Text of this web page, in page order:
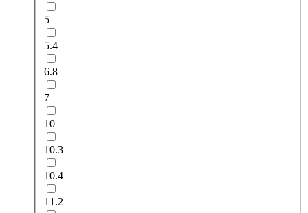
5
5.4
6.8
7
10
10.3
10.4
11.2